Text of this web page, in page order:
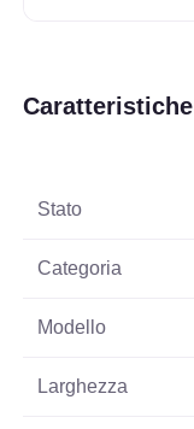
Caratteristiche
Stato
Categoria
Modello
Larghezza